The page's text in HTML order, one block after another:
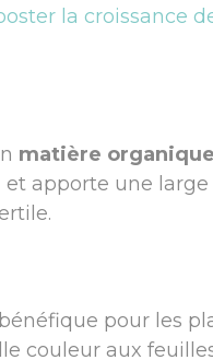
la croissance
matière organique
et apporte une
pour les
couleur aux